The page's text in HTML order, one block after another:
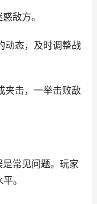
敌方。
动态，及时调整战
夹击，一举击败敌
常见问题。玩家
。